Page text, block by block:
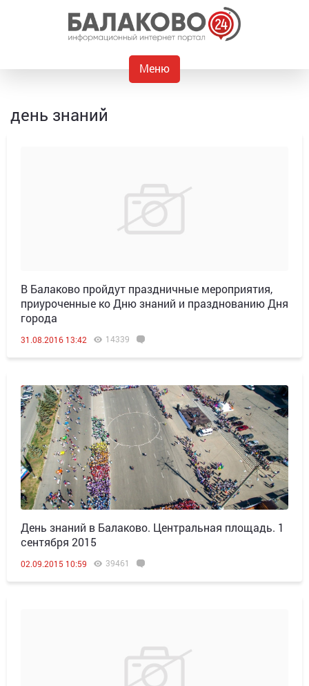
Меню
день знаний
В Балаково пройдут праздничные мероприятия,
приуроченные ко Дню знаний и празднованию Дня
города
31.08.2016 13:42 14339
День знаний в Балаково. Центральная площадь. 1
сентября 2015
02.09.2015 10:59 39461